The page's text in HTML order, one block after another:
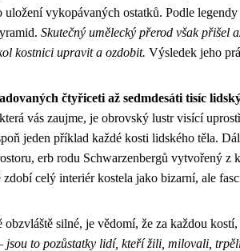
uložení vykopávaných ostatků. Podle
Skutečný umělecký přerod však přišel
kostnici upravit a ozdobit. Výsledek jeho
čtyřiceti až sedmdesáti tisíc
vás zaujme, je obrovský lustr visící
jeden příklad každé kosti lidského těla.
erb rodu Schwarzenbergů vytvořený
zdobí celý interiér kostela jako bizarní, ale
obzvláště silné, je vědomí, že za každou
jsou to pozůstatky lidí, kteří žili, milovali,